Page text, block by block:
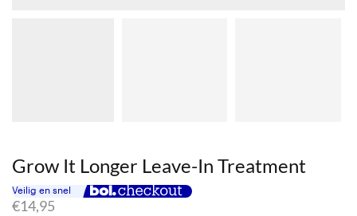
Grow It Longer Leave-In Treatment
€14,95